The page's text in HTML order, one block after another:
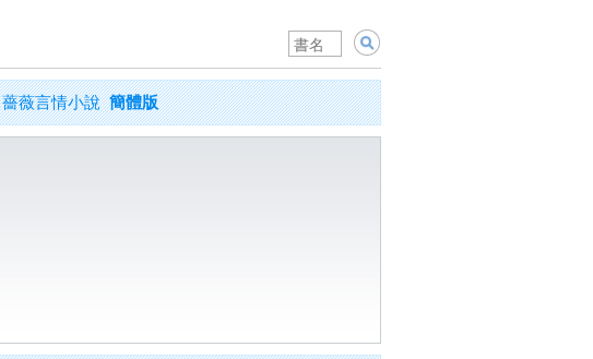
薔薇言情小說 簡體版